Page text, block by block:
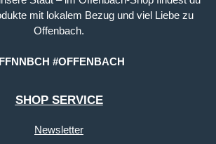
mit lokalem Bezug und viel Liebe zu
Offenbach.
#OFFENBACH
SHOP SERVICE
Newsletter